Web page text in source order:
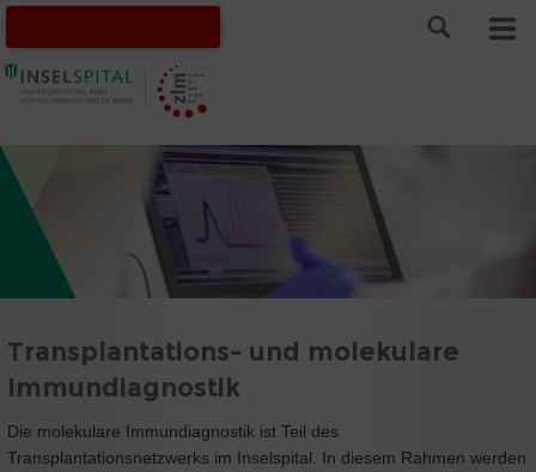
Transplantations- und molekulare
Immundiagnostik
Die molekulare Immundiagnostik ist Teil des
Transplantationsnetzwerks im Inselspital. In diesem Rahmen werden